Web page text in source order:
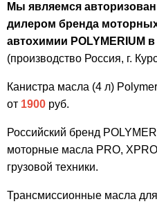
Мы являемся
дилером бренда
автохимии POLYMERIUM
(производство Россия, г.
Канистра масла (4 л)
от 1900 руб.
Российский бренд
моторные масла PRO,
грузовой техники.
Трансмиссионные масла